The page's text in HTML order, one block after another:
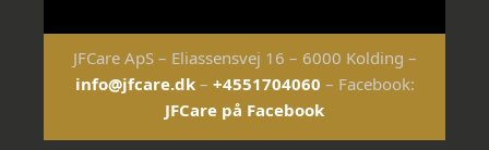
JFCare ApS – Eliassensvej 16 – 6000 Kolding –
info@jfcare.dk– +4551704060 – Facebook:
JFCare på Facebook